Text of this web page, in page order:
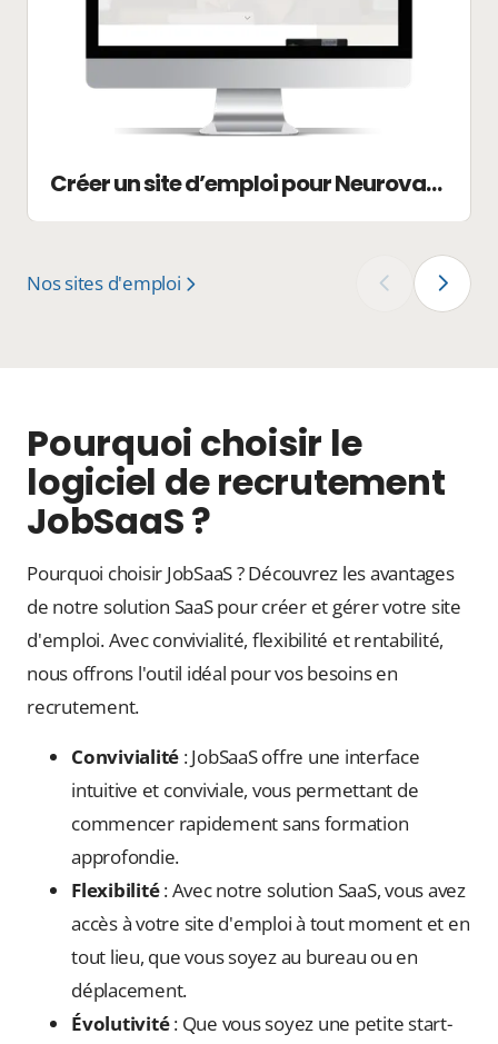
Pourquoi choisir le
logiciel de recrutement
JobSaaS ?
Pourquoi choisir JobSaaS ? Découvrez les avantages
de notre solution SaaS pour créer et gérer votre site
d'emploi. Avec convivialité, flexibilité et rentabilité,
nous offrons l'outil idéal pour vos besoins en
recrutement.
Convivialité : JobSaaS offre une interface
intuitive et conviviale, vous permettant de
commencer rapidement sans formation
approfondie.
Flexibilité: Avec notre solution SaaS, vous avez
accès à votre site d'emploi à tout moment et en
tout lieu, que vous soyez au bureau ou en
déplacement.
Évolutivité: Que vous soyez une petite start-
Créer un site d’emploi pour Neurovacant
Nos sites d'emploi ‹ ›